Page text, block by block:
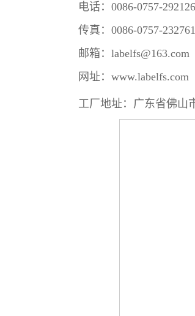
电话：0086-0757-
传真：0086-0757-
邮箱：labelfs@163.com
网址： www.labelfs.com
工厂地址：广东省佛山